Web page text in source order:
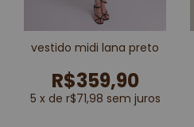
vestido midi lana preto
R$359,90
5 x de r$71,98 sem juros